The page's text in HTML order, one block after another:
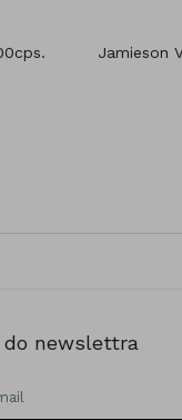
Jamieson
do newslettra